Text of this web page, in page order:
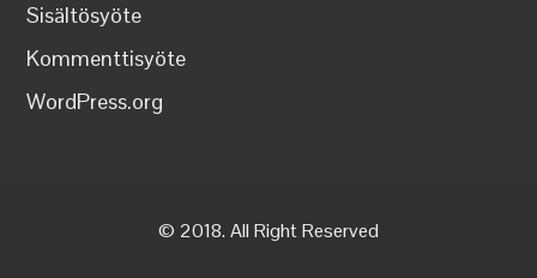
Sisältösyöte
Kommenttisyöte
WordPress.org
© 2018. All Right Reserved